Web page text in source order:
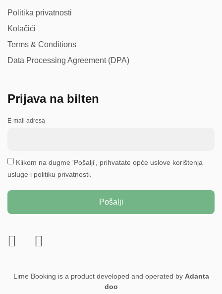
Politika privatnosti
Kolačići
Terms & Conditions
Data Processing Agreement (DPA)
Prijava na bilten
E-mail adresa
Klikom na dugme 'Pošalji', prihvatate opće uslove korištenja
usluge i politiku privatnosti.
Pošalji
Lime Booking is a product developed and operated by Adanta
doo